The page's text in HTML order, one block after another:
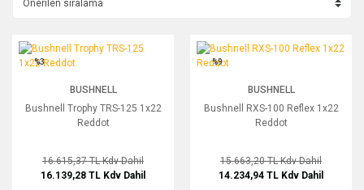
Bushnell Trophy TRS-125 1x22 Reddot
%3
BUSHNELL
Bushnell Trophy TRS-125 1x22
Reddot
16.615,37 TLKdv Dahil
16.139,28 TL Kdv Dahil
Bushnell RXS-100 Reflex 1x22
%9
BUSHNELL
Bushnell RXS-100 Reflex 1x22
Reddot
15.663,20 TLKdv Dahil
14.234,94 TL Kdv Dahil